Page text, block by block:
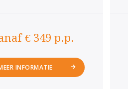
€ 349 p.p.
INFORMATIE